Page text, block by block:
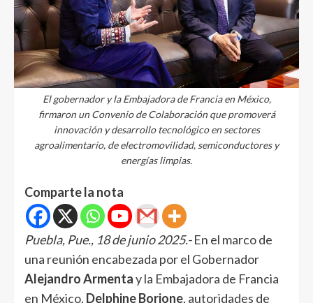
El gobernador y la Embajadora de Francia en México,
firmaron un Convenio de Colaboración que promoverá
innovación y desarrollo tecnológico en sectores
agroalimentario, de electromovilidad, semiconductores y
energías limpias.
Comparte la nota
Puebla, Pue., 18 de junio 2025.-En el marco de
una reunión encabezada por el Gobernador
Alejandro Armentay la Embajadora de Francia
en México, Delphine Borione, autoridades de